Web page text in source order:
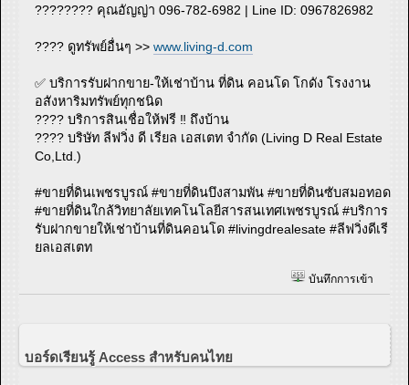
????‍???? คุณอัญญ่า 096-782-6982 | Line ID: 0967826982
???? ดูทรัพย์อื่นๆ >>www.living-d.com
✅️ บริการรับฝากขาย-ให้เช่าบ้าน ที่ดิน คอนโด โกดัง โรงงาน
อสังหาริมทรัพย์ทุกชนิด
???? บริการสินเชื่อให้ฟรี ‼️ ถึงบ้าน
???? บริษัท ลีฟวิ่ง ดี เรียล เอสเตท จำกัด (Living D Real Estate
Co,Ltd.)
#ขายที่ดินเพชรบูรณ์ #ขายที่ดินบึงสามพัน #ขายที่ดินซับสมอทอด
#ขายที่ดินใกล้วิทยาลัยเทคโนโลยีสารสนเทศเพชรบูรณ์ #บริการ
รับฝากขายให้เช่าบ้านที่ดินคอนโด #livingdrealesate #ลีฟวิ่งดีเรี
ยลเอสเตท
บันทึกการเข้า
บอร์ดเรียนรู้ Access สำหรับคนไทย